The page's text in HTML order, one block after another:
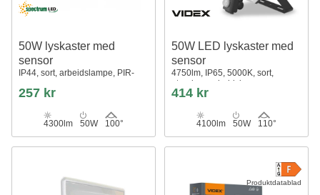
50W lyskaster med
sensor
IP44, sort, arbeidslampe, PIR-
257 kr
4300lm 50W 100°
50W LED lyskaster med
sensor
4750lm, IP65, 5000K, sort,
utendørs, arbeidslampe
414 kr
4100lm 50W 110°
Produktdatablad